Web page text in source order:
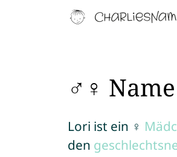
♂♀
Lori ist ein ♀
den